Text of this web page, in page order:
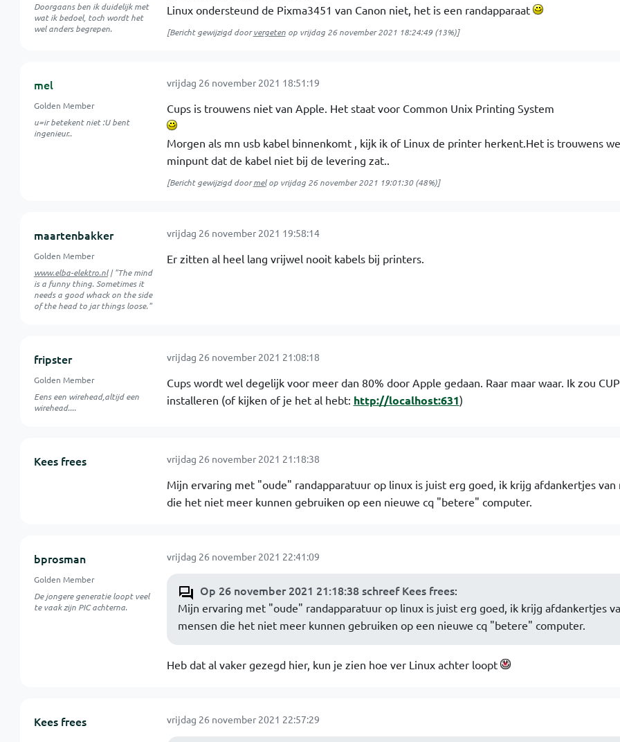
Doorgaans ben ik duidelijk met
wat ik bedoel, toch wordt het
wel anders begrepen.
Linux ondersteund de Pixma3451 van Canon niet, het is een randapparaat
[Bericht gewijzigd doorvergetenop vrijdag 26 november 2021 18:24:49(13%)]
mel
Golden Member
u=ir betekent niet :U bent
ingenieur..
vrijdag 26 november 2021 18:51:19
Cups is trouwens niet van Apple. Het staat voor Common Unix Printing System
Morgen als mn usb kabel binnenkomt , kijk ik of Linux de printer herkent.Het is trouwens
minpunt dat de kabel niet bij de levering zat..
[Bericht gewijzigd doormelop vrijdag 26 november 2021 19:01:30(48%)]
maartenbakker
Golden Member
www.elba-elektro.nl| "The mind
is a funny thing. Sometimes it
needs a good whack on the side
of the head to jar things loose."
vrijdag 26 november 2021 19:58:14
Er zitten al heel lang vrijwel nooit kabels bij printers.
fripster
Golden Member
Eens een wirehead,altijd een
wirehead....
vrijdag 26 november 2021 21:08:18
Cups wordt wel degelijk voor meer dan 80% door Apple gedaan. Raar maar waar. Ik zou
installeren (of kijken of je het al hebt: http://localhost:631)
Kees frees vrijdag 26 november 2021 21:18:38
Mijn ervaring met "oude" randapparatuur op linux is juist erg goed, ik krijg afdankertjes van
die het niet meer kunnen gebruiken op een nieuwe cq "betere" computer.
bprosman
Golden Member
De jongere generatie loopt veel
te vaak zijn PIC achterna.
vrijdag 26 november 2021 22:41:09
Op 26 november 2021 21:18:38 schreef Kees frees:
Mijn ervaring met "oude" randapparatuur op linux is juist erg goed, ik krijg afdankertjes
mensen die het niet meer kunnen gebruiken op een nieuwe cq "betere" computer.
Heb dat al vaker gezegd hier, kun je zien hoe ver Linux achter loopt
Kees frees vrijdag 26 november 2021 22:57:29